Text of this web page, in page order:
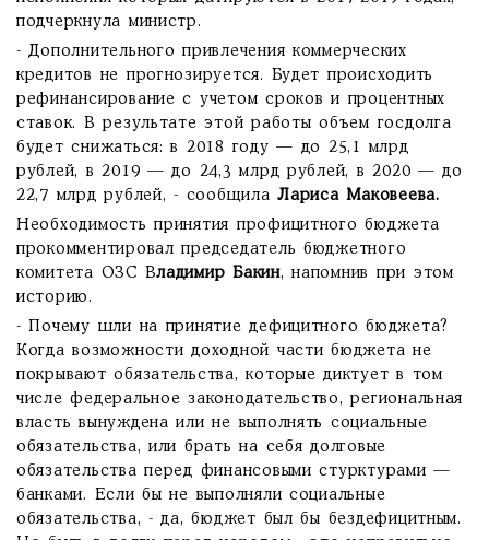
подчеркнула министр.
- Дополнительного привлечения коммерческих
кредитов не прогнозируется. Будет происходить
рефинансирование с учетом сроков и процентных
ставок. В результате этой работы объем госдолга
будет снижаться: в 2018 году — до 25,1 млрд
рублей, в 2019 — до 24,3 млрд рублей, в 2020 — до
22,7 млрд рублей, - сообщилаЛариса Маковеева.
Необходимость принятия профицитного бюджета
прокомментировал председатель бюджетного
комитета ОЗС Владимир Бакин, напомнив при этом
историю.
- Почему шли на принятие дефицитного бюджета?
Когда возможности доходной части бюджета не
покрывают обязательства, которые диктует в том
числе федеральное законодательство, региональная
власть вынуждена или не выполнять социальные
обязательства, или брать на себя долговые
обязательства перед финансовыми стурктурами —
банками. Если бы не выполняли социальные
обязательства, - да, бюджет был бы бездефицитным.